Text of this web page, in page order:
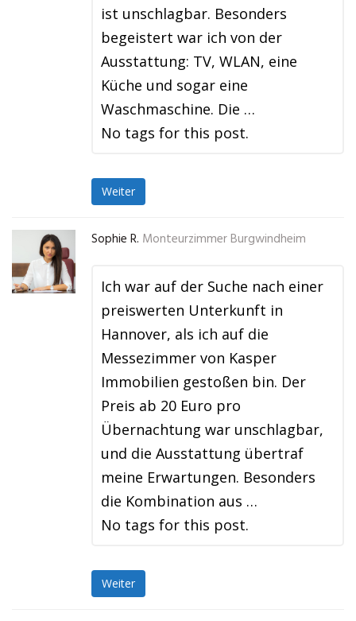
ist unschlagbar. Besonders
begeistert war ich von der
Ausstattung: TV, WLAN, eine
Küche und sogar eine
Waschmaschine. Die …
No tags for this post.
Weiter
Sophie R. Monteurzimmer Burgwindheim
Ich war auf der Suche nach einer
preiswerten Unterkunft in
Hannover, als ich auf die
Messezimmer von Kasper
Immobilien gestoßen bin. Der
Preis ab 20 Euro pro
Übernachtung war unschlagbar,
und die Ausstattung übertraf
meine Erwartungen. Besonders
die Kombination aus …
No tags for this post.
Weiter